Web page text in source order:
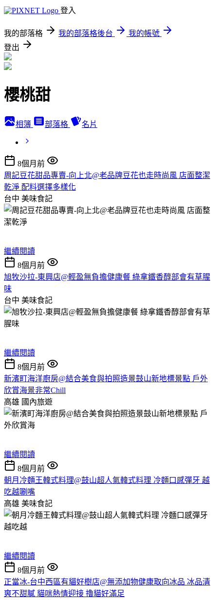
登入
我的部落格 我的部落格後台
我的帳號
登出
櫻桃甜
相簿 部落格 名片
8個月前
周記豆花甜品專賣-向上北@老品牌豆花也走時尚風 店面整潔
乾淨 配料選擇多樣化
台中 美味食記
繼續閱讀
8個月前
旭牧沙拉-東興店@輕盈無負擔健康餐 綠拿鐵香醇部會有草腥
味
台中 美味食記
繼續閱讀
8個月前
新濱町海洋廚房@結合美食與拍照造景鼓山新地標景點 戶外
欣賞海景非常Chill
高雄 國內旅遊
繼續閱讀
8個月前
朝月冷麵王韓式料理@鼓山超人氣韓式料理 冷麵口感彈牙 越
吃越唰嘴
高雄 美味食記
繼續閱讀
8個月前
正當冰-台中西區有貓好樹店@無添加物健康取向冰品 冰品清
爽不甜膩 貓咪熱情迎接 擼貓好滿足